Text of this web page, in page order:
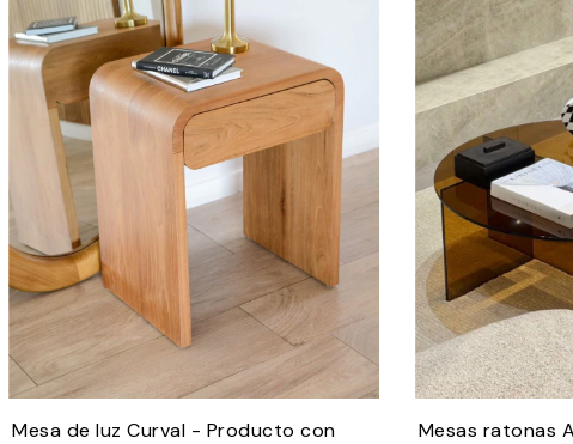
Mesa de luz Curval - Producto con
Mesas ratonas